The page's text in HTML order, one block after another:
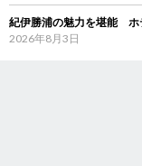
紀伊勝浦の魅力を堪能 ホ
2026年8月3日